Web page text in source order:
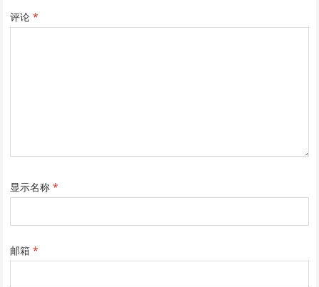
评论*
显示名称*
邮箱*